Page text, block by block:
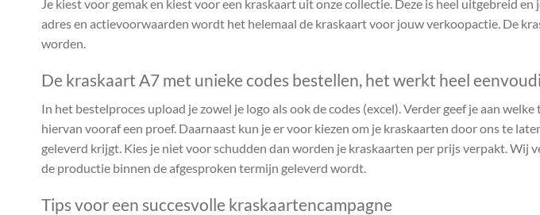
Je kiest voor gemak en kiest voor een kraskaart uit onze collectie. Deze is heel uitgebreid
adres en actievoorwaarden wordt het helemaal de kraskaart voor jouw verkoopactie. De
worden.
De kraskaart A7 met unieke codes bestellen, het werkt heel
In het bestelproces upload je zowel je logo als ook de codes (excel). Verder geef je aan
hiervan vooraf een proef. Daarnaast kun je er voor kiezen om je kraskaarten door ons te
geleverd krijgt. Kies je niet voor schudden dan worden je kraskaarten per prijs verpakt.
de productie binnen de afgesproken termijn geleverd wordt.
Tips voor een succesvolle kraskaartencampagne